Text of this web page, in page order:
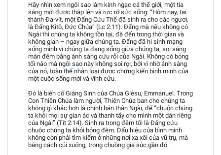
Hãy nhìn xem ngôi sao làm kinh ngạc cả thế giới, một tia
sáng mới được thắp lên và rực rỡ sức sống: “Hôm nay, tại
thành Đa-vít, một Đấng Cứu Thế đã sinh ra cho các ngươi,
là Đấng Kitô, Đức Chúa” (Lc 2:11). Đấng mà nếu không có
Ngài thì chúng ta không tồn tại, đã đến trong thời gian và
không gian – ngay giữa chúng ta. Đấng đã hi sinh mạng
sống mình vì chúng ta đang sống giữa chúng ta, soi sáng
màn đêm bằng ánh sáng cứu rỗi của Ngài. Không có bóng
tối nào mà ngôi sao này không soi rọi, bởi vì nhờ ánh sáng
của nó, toàn thể nhân loại được chứng kiến bình minh của
một cuộc sống mới và vĩnh cửu.
Đó là biến cố Giáng Sinh của Chúa Giêsu, Emmanuel. Trong
Con Thiên Chúa làm người, Thiên Chúa ban cho chúng ta
không gì khác hơn là chính bản thân Ngài, để “chuộc chúng
ta khỏi mọi sự gian ác và thanh tẩy cho mình một dân riêng
của Ngài” (Tít 2:14). Sinh ra trong đêm tối là Đấng cứu
chuộc chúng ta khỏi bóng đêm. Dấu hiệu của bình minh
không còn phải tìm kiếm ở những nơi xa xôi của vũ trụ, mà
bằng cách cúi xuống, trong chuồng gia súc gần đó.